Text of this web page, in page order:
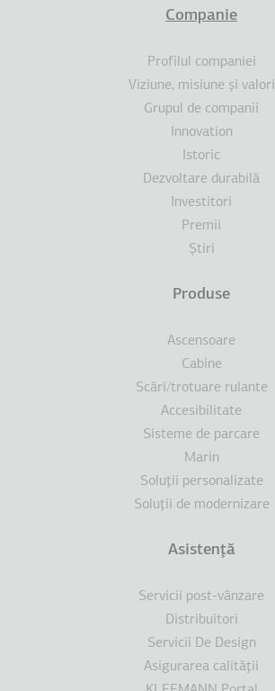
Companie
Profilul companiei
Viziune, misiune şi valori
Grupul de companii
Innovation
Istoric
Dezvoltare durabilă
Investitori
Premii
Ştiri
Produse
Ascensoare
Cabine
Scări/trotuare rulante
Accesibilitate
Sisteme de parcare
Marin
Soluţii personalizate
Soluţii de modernizare
Asistenţă
Servicii post-vânzare
Distribuitori
Servicii De Design
Asigurarea calităţii